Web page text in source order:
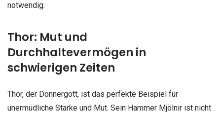
notwendig.
Thor: Mut und
Durchhaltevermögen in
schwierigen Zeiten
Thor, der Donnergott, ist das perfekte Beispiel für
unermüdliche Stärke und Mut. Sein Hammer Mjölnir ist nicht